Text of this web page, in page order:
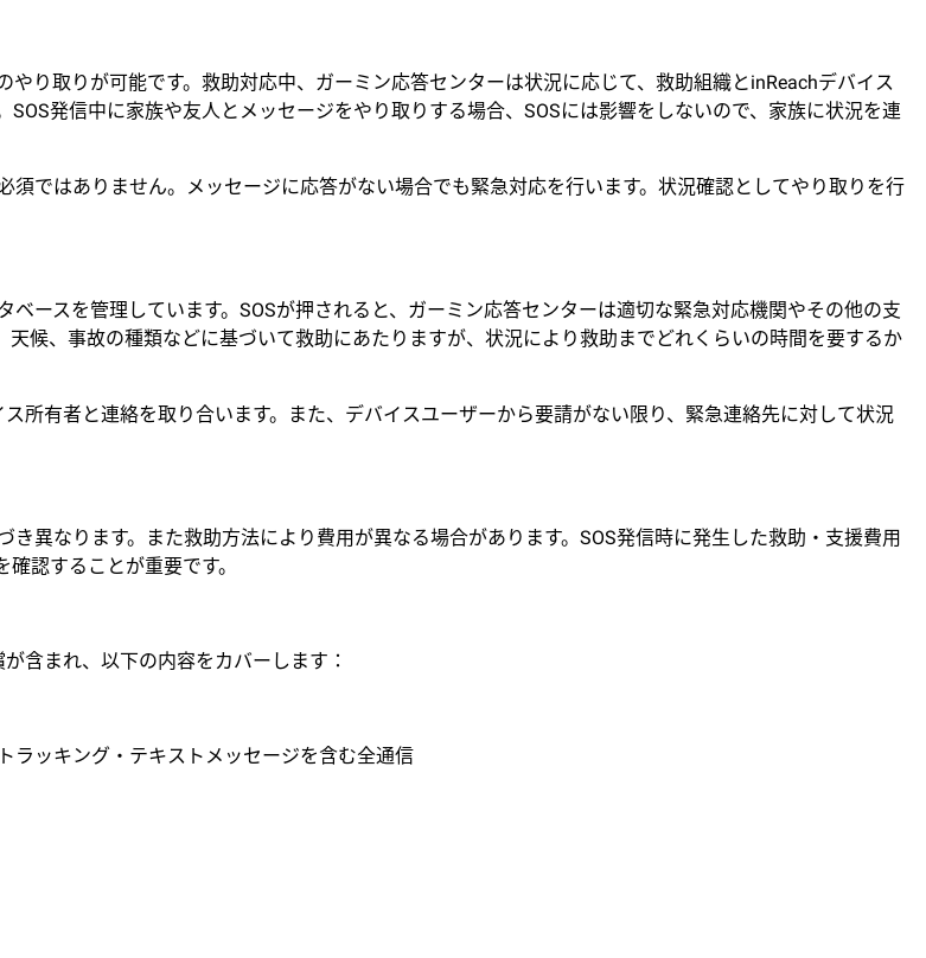
り取りが可能です。救助対応中、ガーミン応答センターは状況に応じて、救助組織とinReachデバイス
発信中に家族や友人とメッセージをやり取りする場合、SOSには影響をしないので、家族に状況を連
ではありません。メッセージに応答がない場合でも緊急対応を行います。状況確認としてやり取りを行
ースを管理しています。SOSが押されると、ガーミン応答センターは適切な緊急対応機関やその他の支
候、事故の種類などに基づいて救助にあたりますが、状況により救助までどれくらいの時間を要するか
所有者と連絡を取り合います。また、デバイスユーザーから要請がない限り、緊急連絡先に対して状況
異なります。また救助方法により費用が異なる場合があります。SOS発信時に発生した救助・支援費用
認することが重要です。
含まれ、以下の内容をカバーします：
ラッキング・テキストメッセージを含む全通信